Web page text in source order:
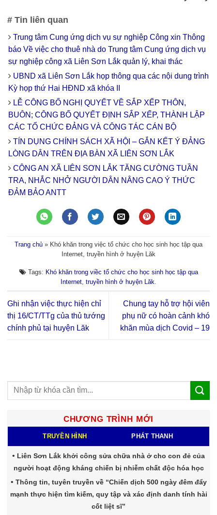
# Tin liên quan
Trung tâm Cung ứng dịch vụ sự nghiệp Công xin Thông
báo Về việc cho thuê nhà do Trung tâm Cung ứng dịch vụ
sự nghiệp công xã Liên Sơn Lắk quản lý, khai thác
UBND xã Liên Sơn Lắk họp thông qua các nội dung trình
Kỳ họp thứ Hai HĐND xã khóa II
LỄ CÔNG BỐ NGHỊ QUYẾT VỀ SẮP XẾP THÔN,
BUÔN; CÔNG BỐ QUYẾT ĐỊNH SẮP XẾP, THÀNH LẬP
CÁC TỔ CHỨC ĐẢNG VÀ CÔNG TÁC CÁN BỘ
TÍN DỤNG CHÍNH SÁCH XÃ HỘI – GẮN KẾT Ý ĐẢNG
LÒNG DÂN TRÊN ĐỊA BÀN XÃ LIÊN SƠN LẮK
CÔNG AN XÃ LIÊN SƠN LẮK TĂNG CƯỜNG TUẦN
TRA, NHẮC NHỞ NGƯỜI DÂN NÂNG CAO Ý THỨC
ĐẢM BẢO ANTT
Trang chủ » Khó khăn trong việc tổ chức cho học sinh học tập qua
Internet, truyền hình ở huyện Lăk
Tags: Khó khăn trong viềc tổ chức cho học sinh học tập qua
Internet truyền hình ở huyện Lăk
Ghi nhận việc thực hiện chỉ
thị 16/CT/TTg của thủ tướng
chính phủ tại huyện Lăk
Chung tay hỗ trợ hội viên
phụ nữ có hoàn cảnh khó
khăn mùa dịch Covid – 19
CHƯƠNG TRÌNH MỚI
TRUYỀN HÌNH PHÁT THANH
Liên Sơn Lắk khởi công sửa chữa nhà ở cho con đẻ của
người hoạt động kháng chiến bị nhiễm chất độc hóa học
Thông tin, tuyên truyền về “Chiến dịch 500 ngày đêm đẩy
mạnh thực hiện tìm kiếm, quy tập và xác định danh tính hài
cốt liệt sĩ”